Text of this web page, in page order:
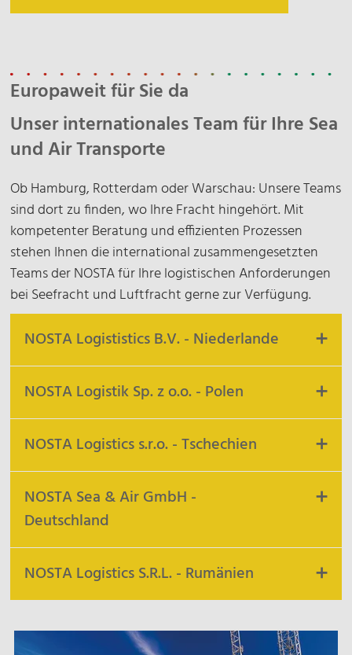
Europaweit für Sie da
Unser internationales Team für Ihre Sea
und Air Transporte
Ob Hamburg, Rotterdam oder Warschau: Unsere Teams
sind dort zu finden, wo Ihre Fracht hingehört. Mit
kompetenter Beratung und effizienten Prozessen
stehen Ihnen die international zusammengesetzten
Teams der NOSTA für Ihre logistischen Anforderungen
bei Seefracht und Luftfracht gerne zur Verfügung.
NOSTA Logististics B.V. - Niederlande
Amsterdam
NOSTA Logistik Sp. z o.o. - Polen
Sopot
NOSTA Logistics s.r.o. - Tschechien
Prag
NOSTA Sea & Air GmbH -
Deutschland
Seevetal
NOSTA Logistics S.R.L. - Rumänien
Cluj-Napoca